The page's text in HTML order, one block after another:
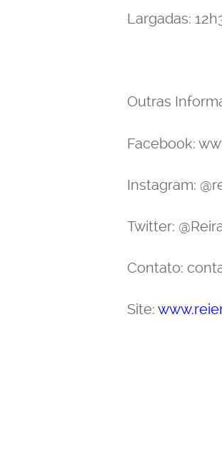
Largadas:
Outras
Facebook:
Instagram:
Twitter:
Contato:
Site: